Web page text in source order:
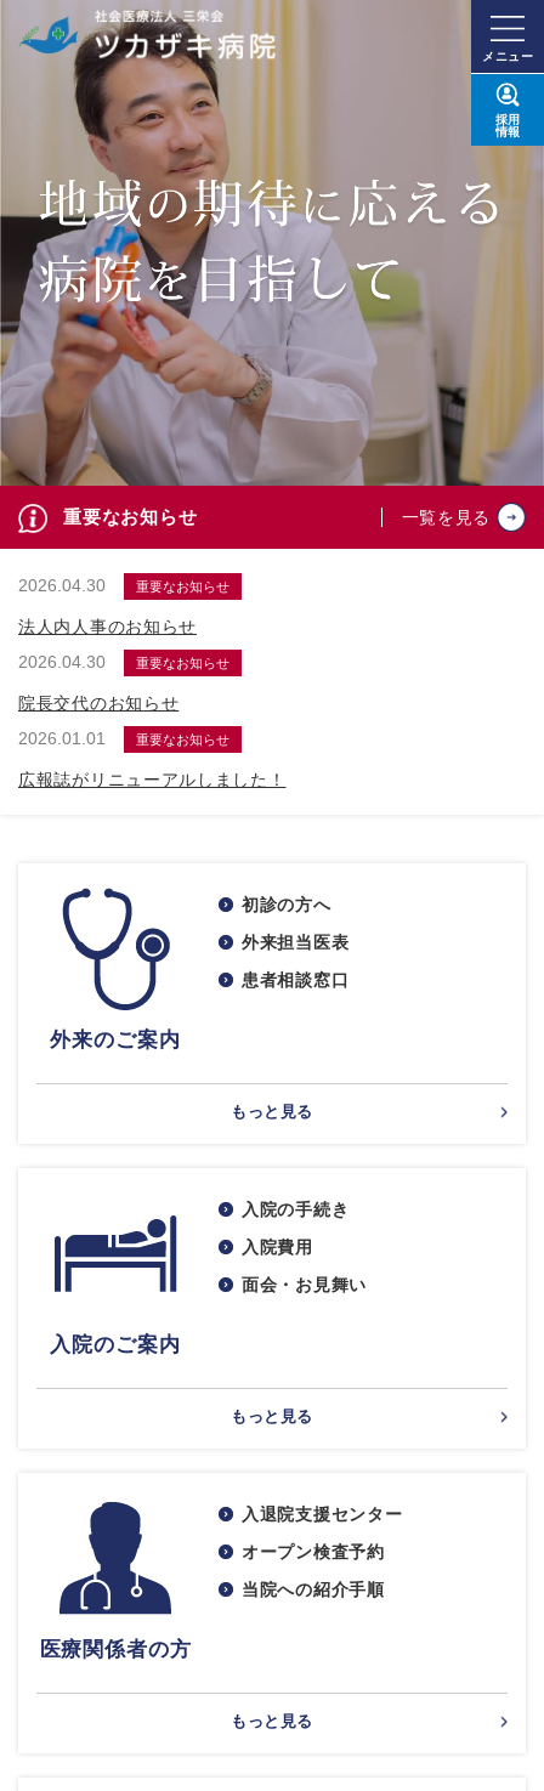
メニュー
採用
情報
重要なお知らせ 一覧を見る
2026.04.30 重要なお知らせ
法人内人事のお知らせ
2026.04.30
重要なお知らせ
院長交代のお知らせ
2026.01.01
重要なお知らせ
広報誌がリニューアルしました！
外来のご案内
初診の方へ
外来担当医表
患者相談窓口
もっと見る
入院のご案内
入院の手続き
入院費用
面会・お見舞い
もっと見る
医療関係者の方
入退院支援センター
オープン検査予約
当院への紹介手順
もっと見る